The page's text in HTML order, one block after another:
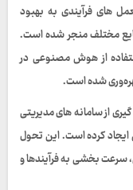
های فرآیندی به بهبود
مختلف منجر شده است.
از هوش مصنوعی در
شده است.
از سامانه‌ های مدیریتی
ایجاد کرده است. این تحول
سرعت‌ بخشی به فرآیندها و